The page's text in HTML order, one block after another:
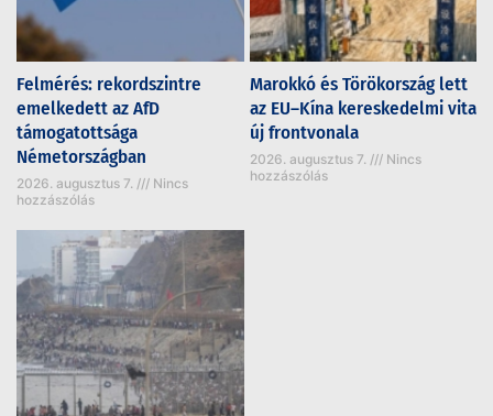
Felmérés: rekordszintre
emelkedett az AfD
támogatottsága
Németországban
2026. augusztus 7.
Nincs
hozzászólás
Marokkó és Törökország lett
az EU–Kína kereskedelmi vita
új frontvonala
2026. augusztus 7.
Nincs
hozzászólás